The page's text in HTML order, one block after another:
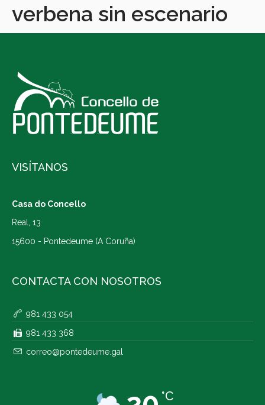
verbena sin escenario
VISÍTANOS
Casa do Concello
Real, 13
15600 - Pontedeume (A Coruña)
CONTACTA CON NOSOTROS
981 433 054
981 433 368
correo@pontedeume.gal
°C